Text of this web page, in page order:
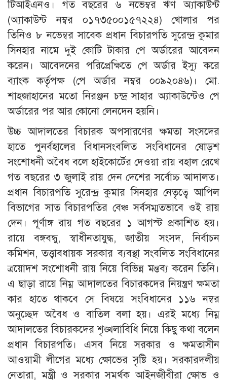
টিআইএনও। গত বছরের ৬ নভেম্বর ঋণ অ্যাকাউন্ট
(অ্যাকাউন্ট নম্বর ০১৭৩৫০০১৫৭২২৪) খোলার পর
তিনিও ৮ নভেম্বর সাবেক প্রধান বিচারপতি সুরেন্দ্র কুমার
সিনহার নামে দুই কোটি টাকার পে অর্ডারের আবেদন
করেন। আবেদনের পরিপ্রেক্ষিতে পে অর্ডার ইস্যু করে
ব্যাংক কর্তৃপক্ষ (পে অর্ডার নম্বর ০০৯২০৪৬)। মো.
শাহজাহানের মতো নিরঞ্জন চন্দ্র সাহার অ্যাকাউন্টেও পে
অর্ডারের পর আর কোনো লেনদেন হয়নি।
উচ্চ আদালতের বিচারক অপসারণের ক্ষমতা সংসদের
হাতে পুনর্বহালের বিধানসংবলিত সংবিধানের ষোড়শ
সংশোধনী অবৈধ বলে হাইকোর্টের দেওয়া রায় বহাল রেখে
গত বছরের ৩ জুলাই রায় দেন দেশের সর্বোচ্চ আদালত।
প্রধান বিচারপতি সুরেন্দ্র কুমার সিনহার নেতৃত্বে আপিল
বিভাগের সাত বিচারপতির বেঞ্চ সর্বসম্মতভাবে ওই রায়
দেন। পূর্ণাঙ্গ রায় গত বছরের ১ আগস্ট প্রকাশিত হয়।
রায়ে বঙ্গবন্ধু, স্বাধীনতাযুদ্ধ, জাতীয় সংসদ, নির্বাচন
কমিশন, তত্ত্বাবধায়ক সরকার ব্যবস্থা সংবলিত সংবিধানের
ত্রয়োদশ সংশোধনী রায় নিয়ে বিভিন্ন মন্তব্য করেন তিনি।
এ ছাড়া রায়ে নিম্ন আদালতের বিচারকদের নিয়ন্ত্রণ ক্ষমতা
কার হাতে থাকবে সে বিষয়ে সংবিধানের ১১৬ নম্বর
অনুচ্ছেদ অবৈধ ও বাতিল বলা হয়। এরই মধ্যে নিম্ন
আদালতের বিচারকদের শৃঙ্খলাবিধি নিয়ে কিছু কথা বলেন
প্রধান বিচারপতি। এসব নিয়ে সরকার ও ক্ষমতাসীন
আওয়ামী লীগের মধ্যে ক্ষোভের সৃষ্টি হয়। সরকারদলীয়
নেতারা, মন্ত্রী ও সরকার সমর্থক আইনজীবীরা ক্ষোভ ও